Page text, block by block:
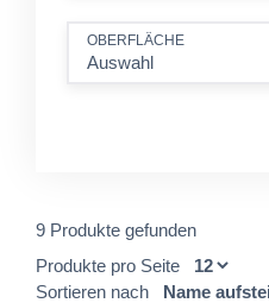
OBERFLÄCHE
Auswahl
9 Produkte gefunden
Produkte pro Seite
Sortieren nach